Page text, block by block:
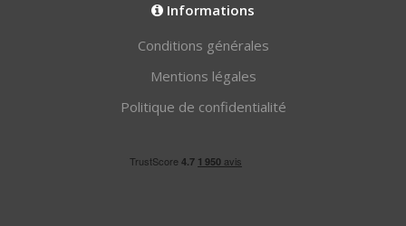
Informations
Conditions générales
Mentions légales
Politique de confidentialité